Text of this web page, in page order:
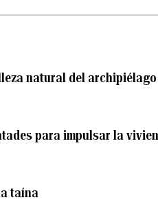
natural del
para impulsar la
taína